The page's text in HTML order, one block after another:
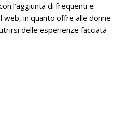
l’aggiunta di frequenti e
in quanto offre alle donne
delle esperienze facciata